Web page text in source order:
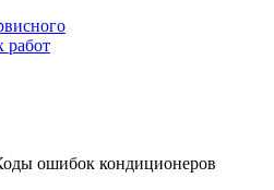
работ
ошибок кондиционеров